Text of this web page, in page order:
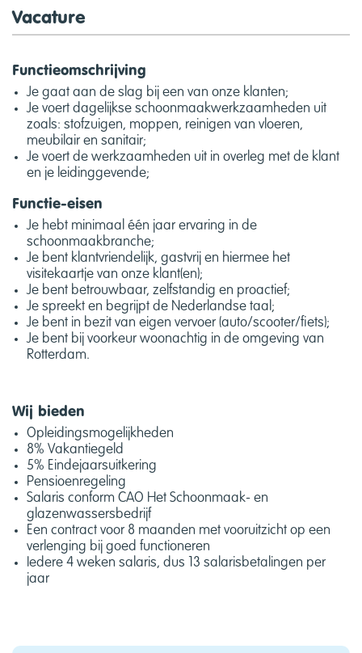
Vacature
Functieomschrijving
Je gaat aan de slag bij een van onze klanten;
Je voert dagelijkse schoonmaakwerkzaamheden uit
zoals: stofzuigen, moppen, reinigen van vloeren,
meubilair en sanitair;
Je voert de werkzaamheden uit in overleg met de klant
en je leidinggevende;
Functie-eisen
Je hebt minimaal één jaar ervaring in de
schoonmaakbranche;
Je bent klantvriendelijk, gastvrij en hiermee het
visitekaartje van onze klant(en);
Je bent betrouwbaar, zelfstandig en proactief;
Je spreekt en begrijpt de Nederlandse taal;
Je bent in bezit van eigen vervoer (auto/scooter/fiets);
Je bent bij voorkeur woonachtig in de omgeving van
Rotterdam.
Wij bieden
Opleidingsmogelijkheden
8% Vakantiegeld
5% Eindejaarsuitkering
Pensioenregeling
Salaris conform CAO Het Schoonmaak- en
glazenwassersbedrijf
Een contract voor 8 maanden met vooruitzicht op een
verlenging bij goed functioneren
Iedere 4 weken salaris, dus 13 salarisbetalingen per
jaar